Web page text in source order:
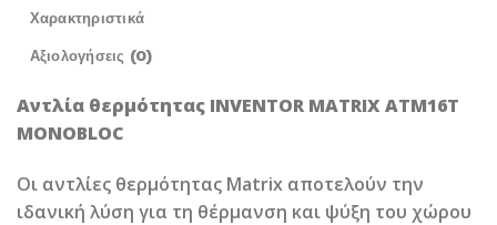
Χαρακτηριστικά
Αξιολογήσεις (0)
Αντλία θερμότητας INVENTOR MATRIX ATM16T
MONOBLOC
Οι αντλίες θερμότητας Matrix αποτελούν την
ιδανική λύση για τη θέρμανση και ψύξη του χώρου